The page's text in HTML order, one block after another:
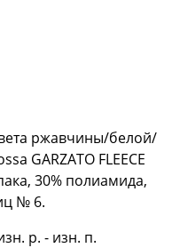
ржавчины/белой/
GARZATO FLEECE
30% полиамида,
№ 6.
р. - изн. п.